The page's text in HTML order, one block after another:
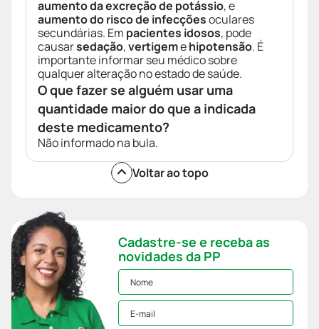
aumento da excreção de potássio, e
aumento do risco de infecçõesoculares
secundárias. Em pacientes idosos, pode
causarsedação,vertigemehipotensão. É
importante informar seu médico sobre
qualquer alteração no estado de saúde.
O que fazer se alguém usar uma
quantidade maior do que a indicada
deste medicamento?
Não informado na bula.
Voltar ao topo
Cadastre-se e receba as
novidades da PP